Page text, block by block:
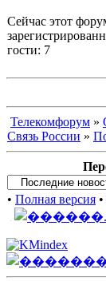
Сейчас этот
гости: 7
Телекомфорум »
Связь России »
• Полная версия •